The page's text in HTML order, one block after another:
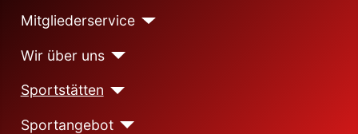
Mitgliederservice
Wir über uns
Sportstätten
Sportangebot